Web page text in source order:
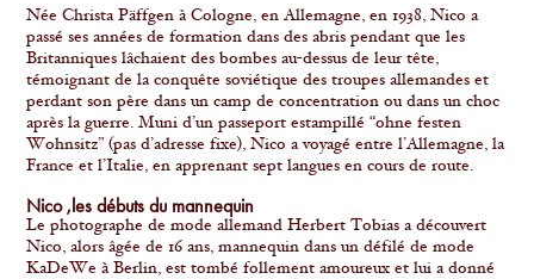
Née Christa Päffgen à Cologne, en Allemagne, en 1938, Nico a
passé ses années de formation dans des abris pendant que les
Britanniques lâchaient des bombes au-dessus de leur tête,
témoignant de la conquête soviétique des troupes allemandes et
perdant son père dans un camp de concentration ou dans un choc
après la guerre. Muni d’un passeport estampillé “ohne festen
Wohnsitz” (pas d’adresse fixe), Nico a voyagé entre l’Allemagne, la
France et l’Italie, en apprenant sept langues en cours de route.
Nico ,les débuts du mannequin
Le photographe de mode allemand Herbert Tobias a découvert
Nico, alors âgée de 16 ans, mannequin dans un défilé de mode
KaDeWe à Berlin, est tombé follement amoureux et lui a donné